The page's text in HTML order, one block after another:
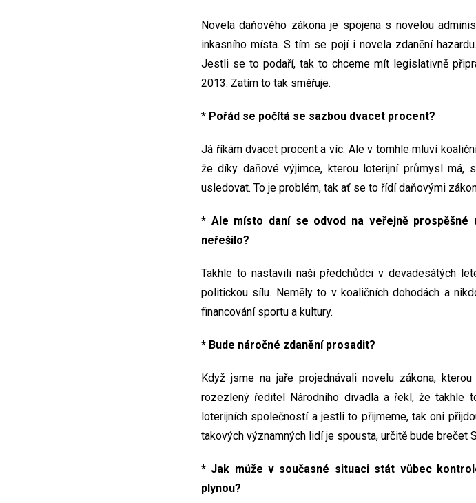
Novela daňového zákona je spojena s novelou
inkasního místa. S tím se pojí i novela zdanění
Jestli se to podaří, tak to chceme mít legislativně
2013. Zatím to tak směřuje.
* Pořád se počítá se sazbou dvacet procent?
Já říkám dvacet procent a víc. Ale v tomhle mluví
že díky daňové výjimce, kterou loterijní průmysl
usledovat. To je problém, tak ať se to řídí daňovými
* Ale místo daní se odvod na veřejně
neřešilo?
Takhle to nastavili naši předchůdci v devadesátých
politickou sílu. Neměly to v koaličních dohodách a
financování sportu a kultury.
* Bude náročné zdanění prosadit?
Když jsme na jaře projednávali novelu zákona,
rozezlený ředitel Národního divadla a řekl, že takhle
loterijních společností a jestli to přijmeme, tak oni
takových významných lidí je spousta, určitě bude brečet
* Jak může v současné situaci stát vůbec
plynou?